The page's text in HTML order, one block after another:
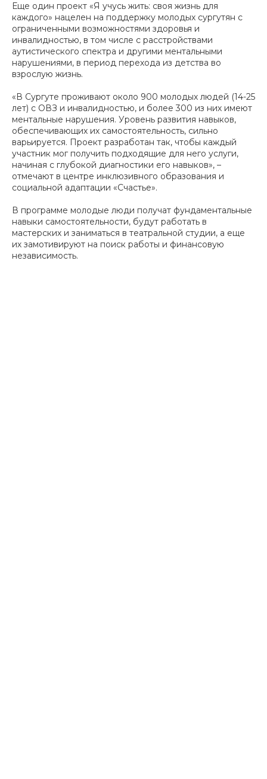
Еще один проект «Я учусь жить: своя жизнь для
каждого» нацелен на поддержку молодых сургутян с
ограниченными возможностями здоровья и
инвалидностью, в том числе с расстройствами
аутистического спектра и другими ментальными
нарушениями, в период перехода из детства во
взрослую жизнь.
«В Сургуте проживают около 900 молодых людей (14-25
лет) с ОВЗ и инвалидностью, и более 300 из них имеют
ментальные нарушения. Уровень развития навыков,
обеспечивающих их самостоятельность, сильно
варьируется. Проект разработан так, чтобы каждый
участник мог получить подходящие для него услуги,
начиная с глубокой диагностики его навыков», –
отмечают в центре инклюзивного образования и
социальной адаптации «Счастье».
В программе молодые люди получат фундаментальные
навыки самостоятельности, будут работать в
мастерских и заниматься в театральной студии, а еще
их замотивируют на поиск работы и финансовую
независимость.